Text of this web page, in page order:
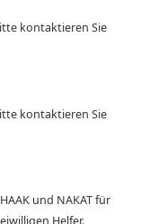
kontaktieren Sie
kontaktieren Sie
und NAKAT für